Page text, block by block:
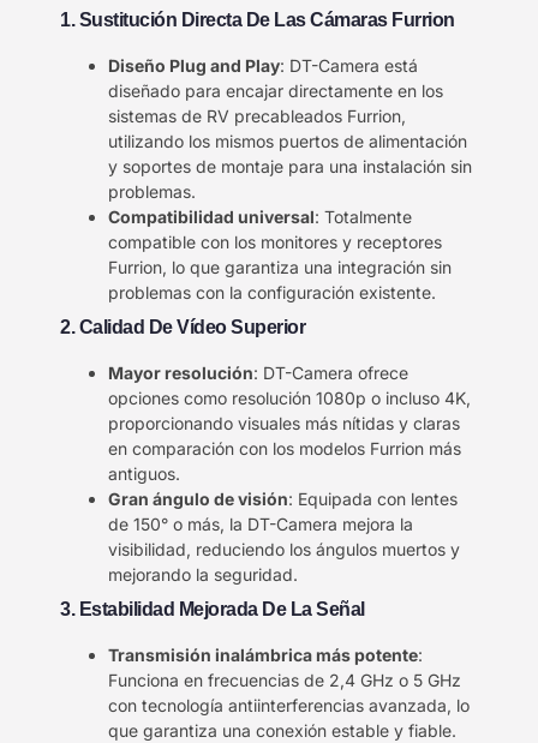
1. Sustitución Directa De Las Cámaras Furrion
Diseño Plug and Play: DT-Camera está
diseñado para encajar directamente en los
sistemas de RV precableados Furrion,
utilizando los mismos puertos de alimentación
y soportes de montaje para una instalación sin
problemas.
Compatibilidad universal: Totalmente
compatible con los monitores y receptores
Furrion, lo que garantiza una integración sin
problemas con la configuración existente.
2. Calidad De Vídeo Superior
Mayor resolución: DT-Camera ofrece
opciones como resolución 1080p o incluso 4K,
proporcionando visuales más nítidas y claras
en comparación con los modelos Furrion más
antiguos.
Gran ángulo de visión: Equipada con lentes
de 150° o más, la DT-Camera mejora la
visibilidad, reduciendo los ángulos muertos y
mejorando la seguridad.
3. Estabilidad Mejorada De La Señal
Transmisión inalámbrica más potente:
Funciona en frecuencias de 2,4 GHz o 5 GHz
con tecnología antiinterferencias avanzada, lo
que garantiza una conexión estable y fiable.